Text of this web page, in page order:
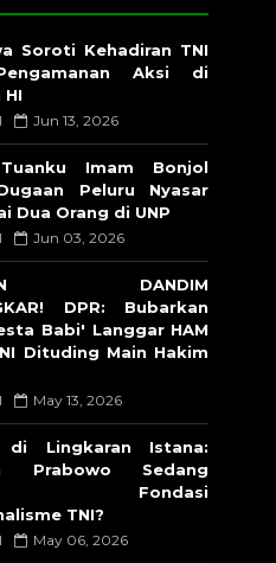
Soroti Kehadiran TNI
Aksi di
HI
Jun 13, 2026
Imam Bonjol
Peluru Nyasar
Dua Orang di UNP
Jun 03, 2026
DANDIM
DPR: Bubarkan
Babi' Langgar HAM
Dituding Main Hakim
May 13, 2026
di Lingkaran Istana:
Prabowo Sedang
Fondasi
TNI?
May 06, 2026